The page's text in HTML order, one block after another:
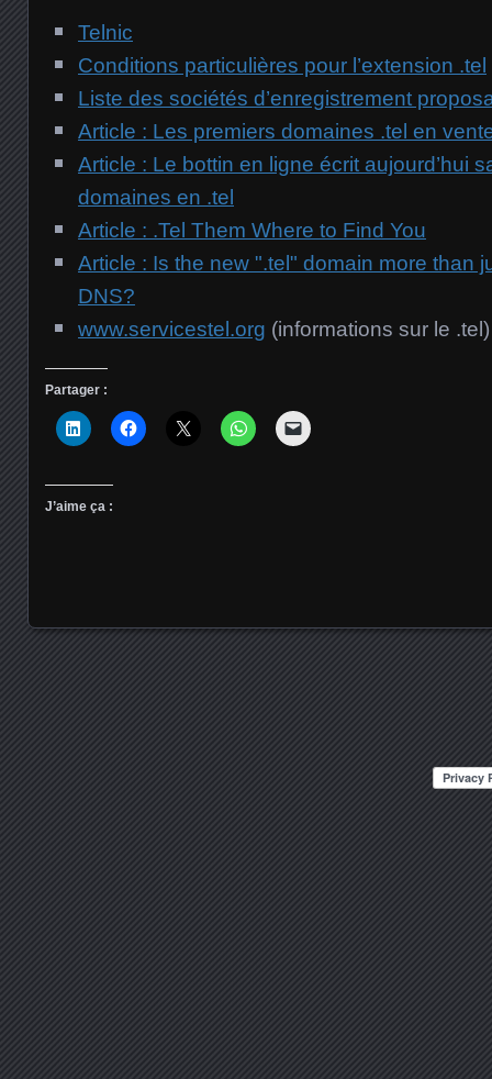
Telnic
Conditions particulières pour l’extension .tel
Liste des sociétés d’enregistrement
Article : Les premiers domaines .tel en
Article : Le bottin en ligne écrit aujourd’hui
domaines en .tel
Article : .Tel Them Where to Find You
Article : Is the new ".tel" domain more than
DNS?
www.servicestel.org (informations sur le .tel)
Partager :
J’aime ça :